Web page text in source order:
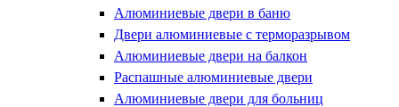
Алюминиевые двери в баню
Двери алюминиевые с терморазрывом
Алюминиевые двери на балкон
Распашные алюминиевые двери
Алюминиевые двери для больниц